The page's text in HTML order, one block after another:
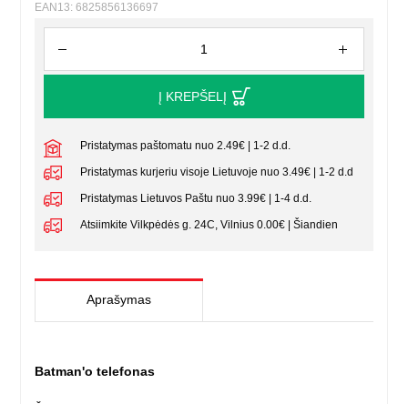
EAN13: 6825856136697
Į KREPŠELĮ
Pristatymas paštomatu nuo 2.49€ | 1-2 d.d.
Pristatymas kurjeriu visoje Lietuvoje nuo 3.49€ | 1-2 d.d
Pristatymas Lietuvos Paštu nuo 3.99€ | 1-4 d.d.
Atsiimkite Vilkpėdės g. 24C, Vilnius 0.00€ | Šiandien
Aprašymas
Batman'o telefonas